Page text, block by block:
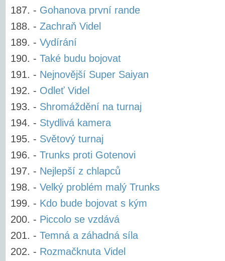
- Gohanova první rande
- Zachraň Videl
- Vydírání
- Také budu bojovat
- Nejnovější Super Saiyan
- Odleť Videl
- Shromáždění na turnaj
- Stydlivá kamera
- Světový turnaj
- Trunks proti Gotenovi
- Nejlepší z chlapců
- Velký problém malý Trunks
- Kdo bude bojovat s kým
- Piccolo se vzdává
- Temná a záhadná síla
- Rozmačknuta Videl